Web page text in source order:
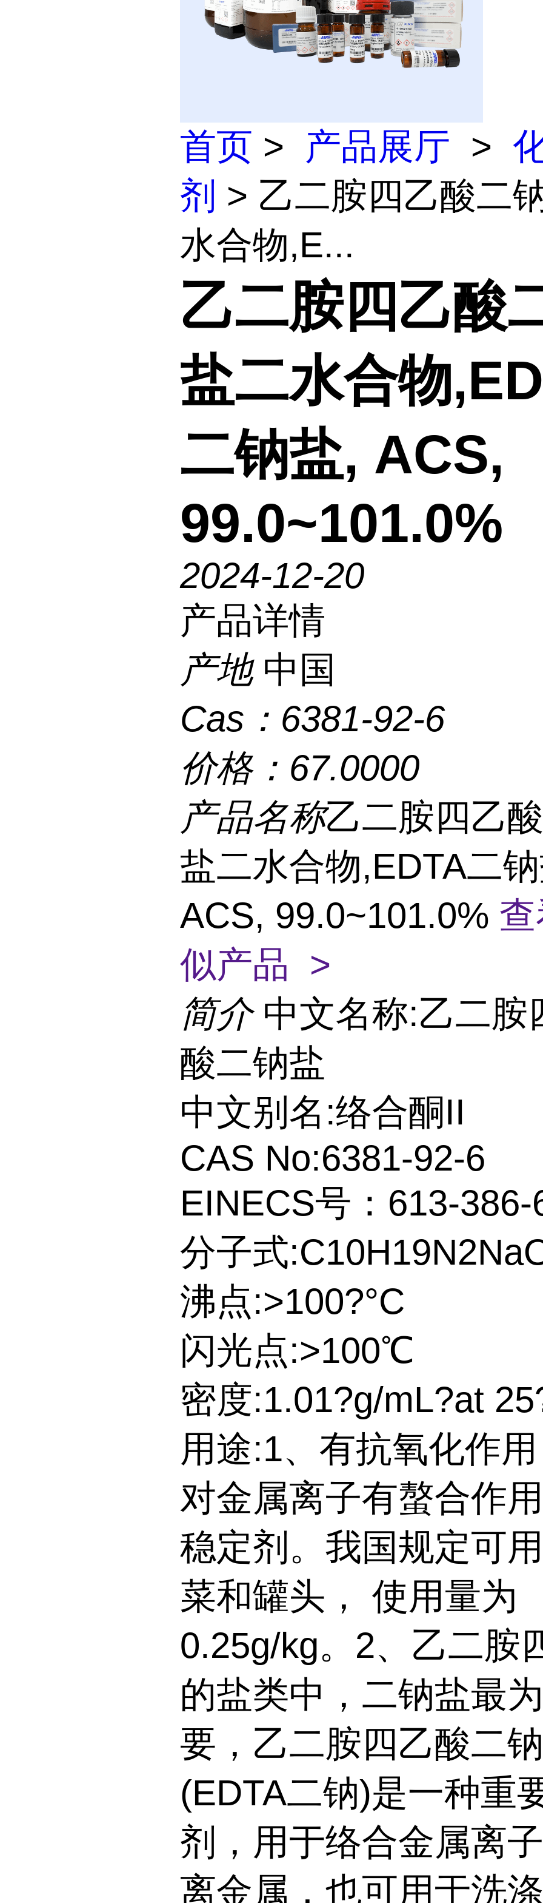
首页 > 产品展厅 >
剂 > 乙二胺四乙酸二
水合物,E...
乙二胺四乙酸
盐二水合物
二钠盐, ACS,
99.0~101.0%
2024-12-20
产品详情
产地 中国
Cas： 6381-92-6
价格： 67.0000
产品名称乙二胺四乙
盐二水合物,EDTA二
ACS, 99.0~101.0%
似产品 >
简介 中文名称:乙二胺
酸二钠盐
中文别名:络合酮II
CAS No:6381-92-6
EINECS号：613-386-
分子式
沸点:>100?°C
闪光点:>100℃
密度:1.01?g/mL?at
用途:1、有抗氧化作
对金属离子有螯合作
稳定剂。我国规定可
菜和罐头， 使用量为
0.25g/kg。2、乙二胺
的盐类中，二钠盐最
要，乙二胺四乙酸二
(EDTA二钠)是一种重
剂，用于络合金属离
离金属，也可用于洗